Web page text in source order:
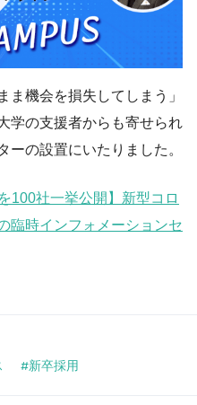
ま機会を損失してしまう」
学の支援者からも寄せられ
ーの設置にいたりました。
100社一挙公開】新型コロ
臨時インフォメーションセ
新卒採用